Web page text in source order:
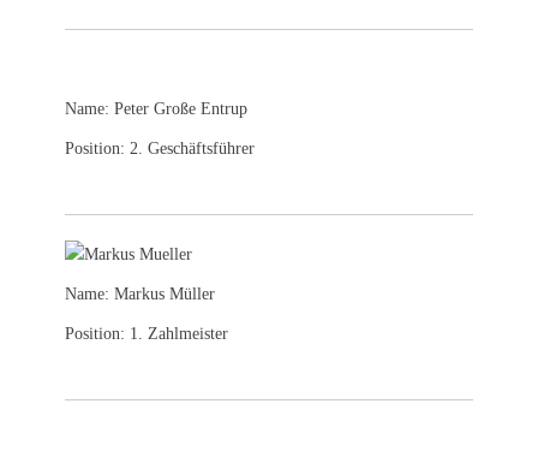
Name: Peter Große Entrup
Position: 2. Geschäftsführer
Name: Markus Müller
Position: 1. Zahlmeister